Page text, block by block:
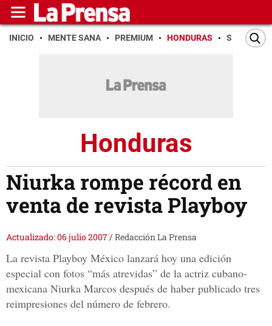
INICIO MENTE SANA PREMIUM HONDURAS SAN PEDRO
Honduras
Niurka rompe récord en
venta de revista Playboy
Actualizado: 06 julio 2007/Redacción La Prensa
La revista Playboy México lanzará hoy una edición
especial con fotos “más atrevidas” de la actriz cubano-
mexicana Niurka Marcos después de haber publicado tres
reimpresiones del número de febrero.